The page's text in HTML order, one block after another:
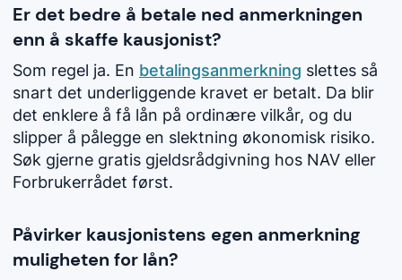
Er det bedre å betale ned anmerkningen
enn å skaffe kausjonist?
Som regel ja. En betalingsanmerkning slettes så
snart det underliggende kravet er betalt. Da blir
det enklere å få lån på ordinære vilkår, og du
slipper å pålegge en slektning økonomisk risiko.
Søk gjerne gratis gjeldsrådgivning hos NAV eller
Forbrukerrådet først.
Påvirker kausjonistens egen anmerkning
muligheten for lån?